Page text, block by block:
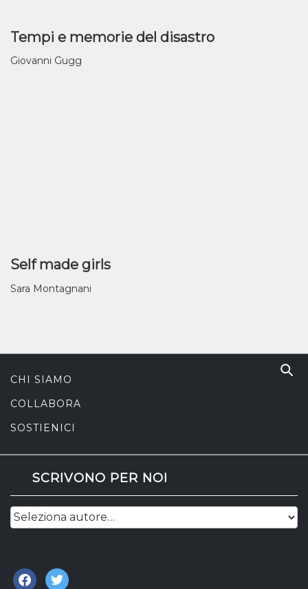
Tempi e memorie del disastro
Giovanni Gugg
Self made girls
Sara Montagnani
CHI SIAMO
COLLABORA
SOSTIENICI
SCRIVONO PER NOI
facebook
twitter